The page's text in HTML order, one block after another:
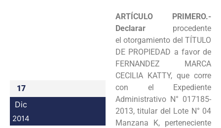
Intranet
17
Dic
2014
ARTÍCULO PRIMERO.-
Declarar procedente
elotorgamiento del TÍTULO
DE PROPIEDAD a favor de
FERNANDEZ MARCA
CECILIA KATTY, que corre
con el Expediente
Administrativo N° 017185-
2013, titular del Lote N° 04
Manzana K, perteneciente